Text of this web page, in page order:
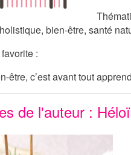
bien-être, santé
:
être, c’est avant tout
de l'auteur :